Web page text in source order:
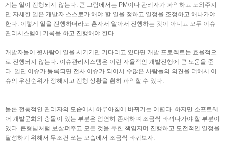
게는 일이 진행되지 않는다. 큰 그림에서는 PM이나 관리자가 파악하고 도와주지
만 자세한 일은 개발자 스스로가 해야 할 일을 정하고 일정을 조정하고 해나가야
한다. 이렇게 일을 진행하더라도 혼자서 알아서 진행하는 것이 아니고 모두 이슈
관리시스템에 기록을 하고 진행해야 한다.
개발자들이 윗사람이 일을 시키기만 기다리고 있다면 개발 프로젝트는 효율적으
로 진행되지 않는다. 이슈관리시스템은 이런 자율적인 개발진행에 큰 도움을 준
다. 일단 이슈가 등록되면 전사 이슈가 되어서 수많은 사람들의 의견을 더해서 이
슈의 우선순위가 정해지고 진행 상황을 훤히 파악할 수 있다.
물론 전통적인 관리자의 모습에서 하루아침에 바뀌기는 어렵다. 하지만 소프트웨
어 개발문화와 충돌이 있는 부분은 엄연히 존재하며 조금씩 바꿔나가야 할 부분이
있다. 큰형님처럼 보살펴주고 모든 것을 무한 책임지며 진행하고 도전적인 일정을
달성하기 위해서 무조건 쪼는 모습에서 조금씩 바꿔보자.